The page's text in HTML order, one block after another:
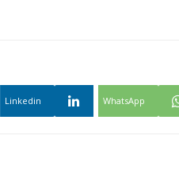
WhatsApp
Linkedin